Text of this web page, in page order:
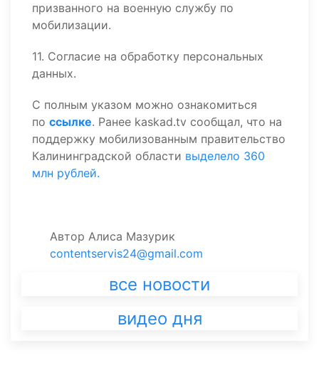
призванного на военную службу по
мобилизации.
11. Согласие на обработку персональных
данных.
С полным указом можно ознакомиться
по ссылке. Ранее kaskad.tv сообщал, что на
поддержку мобилизованным правительство
Калининградской области выделело 360
млн рублей.
Автор Алиса Мазурик
contentservis24@gmail.com
все новости
видео дня